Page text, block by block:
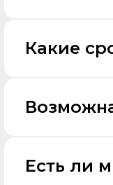
Какие
Есть ли